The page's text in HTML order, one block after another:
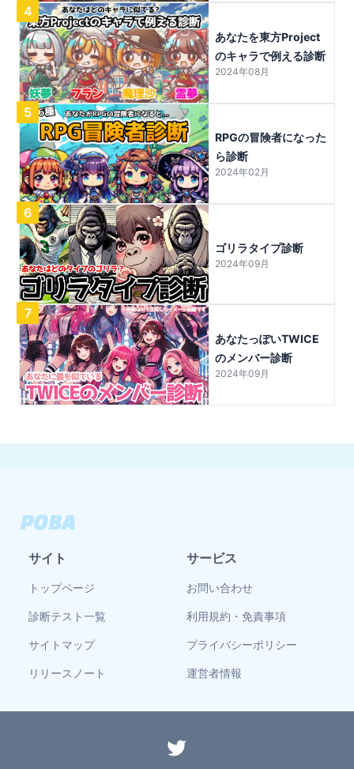
4
あなたを東方Project
のキャラで例える診断
2024年08月
5
RPGの冒険者になった
ら診断
2024年02月
6
ゴリラタイプ診断
2024年09月
7
あなたっぽいTWICE
のメンバー診断
2024年09月
サイト
トップページ
診断テスト一覧
サイトマップ
リリースノート
サービス
お問い合わせ
利用規約・免責事項
プライバシーポリシー
運営者情報